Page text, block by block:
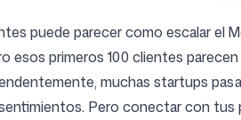
puede parecer como escalar
esos primeros 100 clientes
muchas startups
Pero conectar con